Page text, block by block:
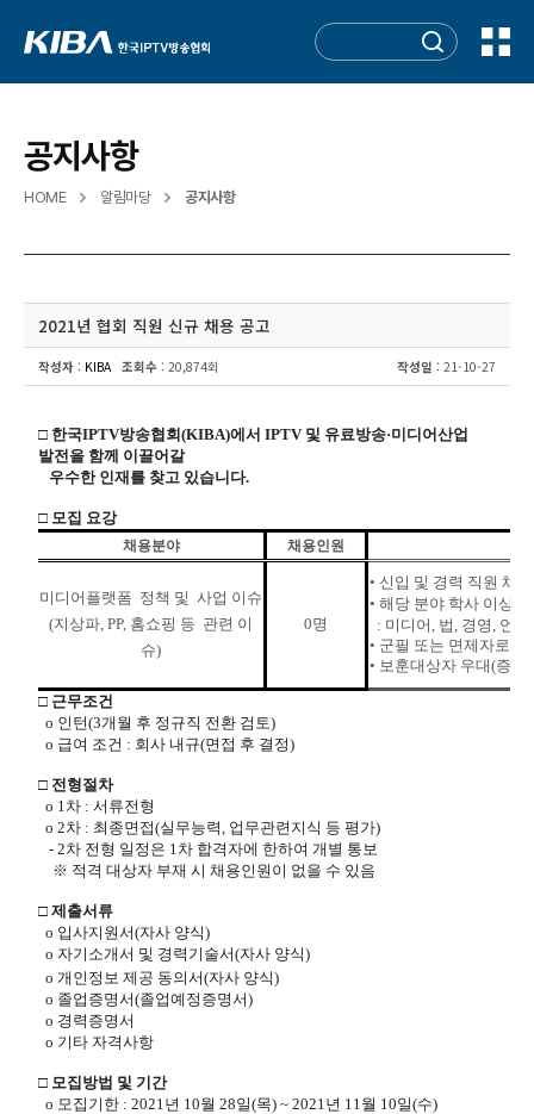
공지사항
HOME 알림마당 공지사항
2021년 협회 직원 신규 채용 공고
작성자 : KIBA 조회수 : 20,874회 작성일 : 21-10-27
□ 한국IPTV방송협회(KIBA)에서 IPTV 및 유료방송·미디어산업
발전을 함께 이끌어갈
우수한 인재를 찾고 있습니다.
□ 모집 요강
채용분야 채용인원
미디어플랫폼 정책 및 사업 이슈
(지상파, PP, 홈쇼핑 등 관련 이
슈)
0명
• 신입 및 경력 직원 채
• 해당 분야 학사 이상
: 미디어, 법, 경영, 언
• 군필 또는 면제자로
• 보훈대상자 우대(증명
□ 근무조건
o 인턴(3개월 후 정규직 전환 검토)
o 급여 조건 : 회사 내규(면접 후 결정)
□ 전형절차
o 1차 : 서류전형
o 2차 : 최종면접(실무능력, 업무관련지식 등 평가)
- 2차 전형 일정은 1차 합격자에 한하여 개별 통보
※ 적격 대상자 부재 시 채용인원이 없을 수 있음
□ 제출서류
o 입사지원서(자사 양식)
o 자기소개서 및 경력기술서(자사 양식)
o 개인정보 제공 동의서(자사 양식)
o 졸업증명서(졸업예정증명서)
o 경력증명서
o 기타 자격사항
□ 모집방법 및 기간
o 모집기한 : 2021년 10월 28일(목) ~ 2021년 11월 10일(수)